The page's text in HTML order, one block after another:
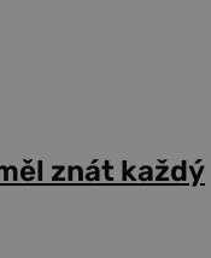
znát každý